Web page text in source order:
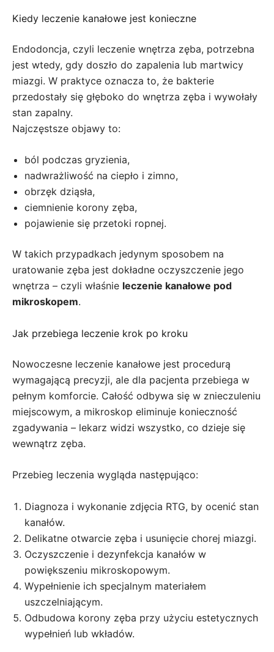
Kiedy leczenie kanałowe jest konieczne
Endodoncja, czyli leczenie wnętrza zęba, potrzebna
jest wtedy, gdy doszło do zapalenia lub martwicy
miazgi. W praktyce oznacza to, że bakterie
przedostały się głęboko do wnętrza zęba i wywołały
stan zapalny.
Najczęstsze objawy to:
ból podczas gryzienia,
nadwrażliwość na ciepło i zimno,
obrzęk dziąsła,
ciemnienie korony zęba,
pojawienie się przetoki ropnej.
W takich przypadkach jedynym sposobem na
uratowanie zęba jest dokładne oczyszczenie jego
wnętrza – czyli właśnie leczenie kanałowe pod
mikroskopem.
Jak przebiega leczenie krok po kroku
Nowoczesne leczenie kanałowe jest procedurą
wymagającą precyzji, ale dla pacjenta przebiega w
pełnym komforcie. Całość odbywa się w znieczuleniu
miejscowym, a mikroskop eliminuje konieczność
zgadywania – lekarz widzi wszystko, co dzieje się
wewnątrz zęba.
Przebieg leczenia wygląda następująco:
Diagnoza i wykonanie zdjęcia RTG, by ocenić stan
kanałów.
Delikatne otwarcie zęba i usunięcie chorej miazgi.
Oczyszczenie i dezynfekcja kanałów w
powiększeniu mikroskopowym.
Wypełnienie ich specjalnym materiałem
uszczelniającym.
Odbudowa korony zęba przy użyciu estetycznych
wypełnień lub wkładów.